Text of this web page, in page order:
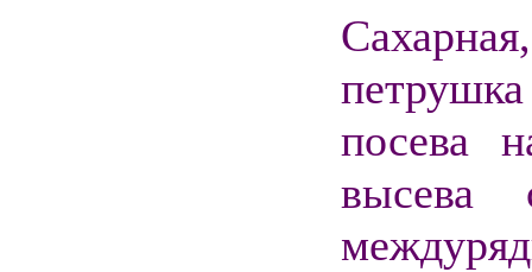
посева
высева